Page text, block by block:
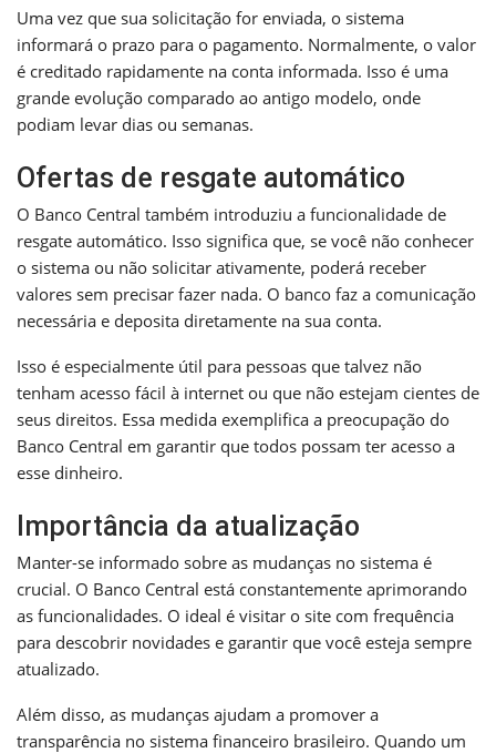
Uma vez que sua solicitação for enviada, o sistema
informará o prazo para o pagamento. Normalmente, o valor
é creditado rapidamente na conta informada. Isso é uma
grande evolução comparado ao antigo modelo, onde
podiam levar dias ou semanas.
Ofertas de resgate automático
O Banco Central também introduziu a funcionalidade de
resgate automático. Isso significa que, se você não conhecer
o sistema ou não solicitar ativamente, poderá receber
valores sem precisar fazer nada. O banco faz a comunicação
necessária e deposita diretamente na sua conta.
Isso é especialmente útil para pessoas que talvez não
tenham acesso fácil à internet ou que não estejam cientes de
seus direitos. Essa medida exemplifica a preocupação do
Banco Central em garantir que todos possam ter acesso a
esse dinheiro.
Importância da atualização
Manter-se informado sobre as mudanças no sistema é
crucial. O Banco Central está constantemente aprimorando
as funcionalidades. O ideal é visitar o site com frequência
para descobrir novidades e garantir que você esteja sempre
atualizado.
Além disso, as mudanças ajudam a promover a
transparência no sistema financeiro brasileiro. Quando um